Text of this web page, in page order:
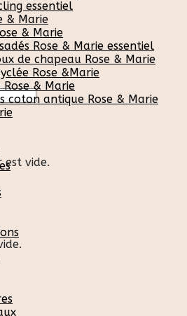
est vide.
essentiel
& Marie
& Marie
Rose & Marie essentiel
de chapeau Rose & Marie
Rose &Marie
Rose & Marie
coton antique Rose & Marie